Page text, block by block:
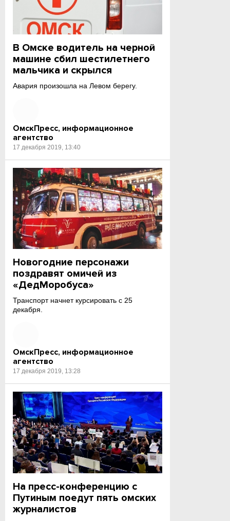
В Омске водитель на черной
машине сбил шестилетнего
мальчика и скрылся
Авария произошла на Левом берегу.
ОмскПресс, информационное
агентство
17 декабря 2019, 13:40
Новогодние персонажи
поздравят омичей из
«ДедМоробуса»
Транспорт начнет курсировать с 25
декабря.
ОмскПресс, информационное
агентство
17 декабря 2019, 13:28
На пресс-конференцию с
Путиным поедут пять омских
журналистов